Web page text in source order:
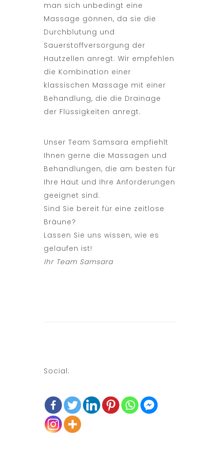
man sich unbedingt eine
Massage gönnen, da sie die
Durchblutung und
Sauerstoffversorgung der
Hautzellen anregt. Wir empfehlen
die Kombination einer
klassischen Massage mit einer
Behandlung, die die Drainage
der Flüssigkeiten anregt.
Unser Team Samsara empfiehlt
Ihnen gerne die Massagen und
Behandlungen, die am besten für
Ihre Haut und Ihre Anforderungen
geeignet sind.
Sind Sie bereit für eine zeitlose
Bräune?
Lassen Sie uns wissen, wie es
gelaufen ist!
Ihr Team Samsara
Social: